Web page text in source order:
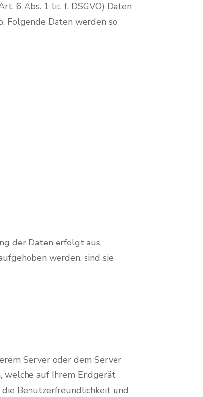
6 Abs. 1 lit. f. DSGVO) Daten
Folgende Daten werden so
der Daten erfolgt aus
werden, sind sie
Server oder dem Server
welche auf Ihrem Endgerät
die Benutzerfreundlichkeit und